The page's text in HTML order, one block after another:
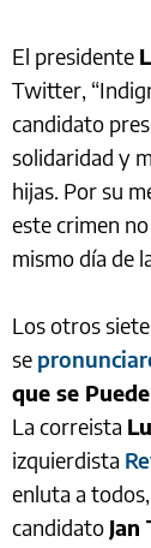
El presidente
Twitter,
candidato
solidaridad y
hijas. Por su
este crimen
mismo día de
Los otros
se
que se Puede
La correista
izquierdista
enluta a
candidato Jan